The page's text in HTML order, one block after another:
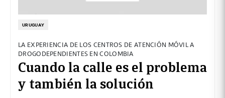
URUGUAY
LA EXPERIENCIA DE LOS CENTROS DE ATENCIÓN MÓVIL A
DROGODEPENDIENTES EN COLOMBIA
Cuando la calle es el problema
y también la solución